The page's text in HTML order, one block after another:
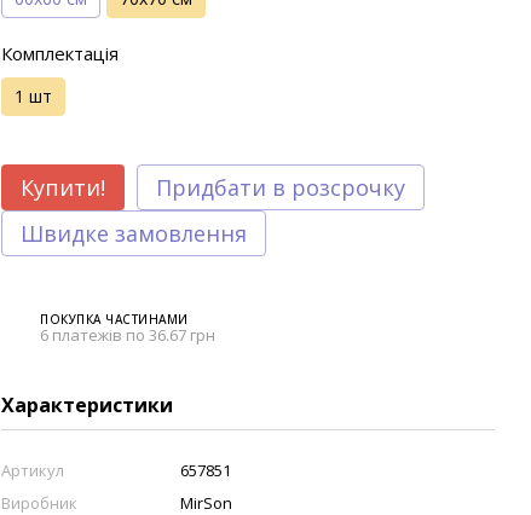
Комплектація
1 шт
Купити!
Придбати в розсрочку
Швидке замовлення
ПОКУПКА ЧАСТИНАМИ
6 платежів по 36.67 грн
Характеристики
Артикул
657851
Виробник
MirSon